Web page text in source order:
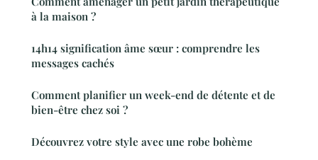
à la maison ?
14h14 signification âme sœur : comprendre les
messages cachés
Comment planifier un week-end de détente et de
bien-être chez soi ?
Découvrez votre style avec une robe bohème